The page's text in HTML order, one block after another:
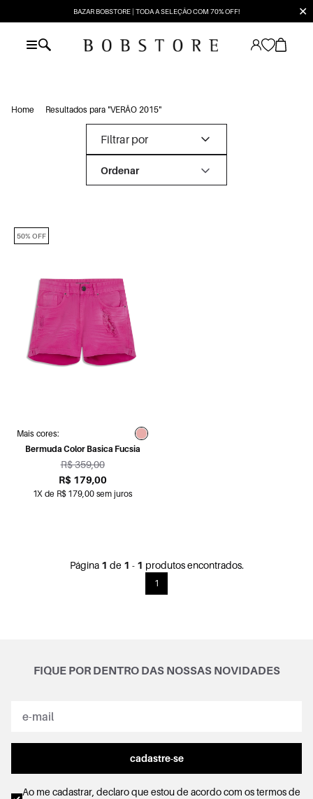
BAZAR BOBSTORE | TODA A SELEÇÃO COM 70% OFF! ✕
Home Resultados para "VERÃO 2015"
Filtrar por
Mais cores:
Bermuda Color Basica Fucsia
R$ 359,00
R$ 179,00
1X de R$ 179,00 sem juros
50% OFF
Página 1 de 1 - 1 produtos encontrados.
1
FIQUE POR DENTRO DAS NOSSAS NOVIDADES
cadastre-se
Ao me cadastrar, declaro que estou de acordo com ostermos de